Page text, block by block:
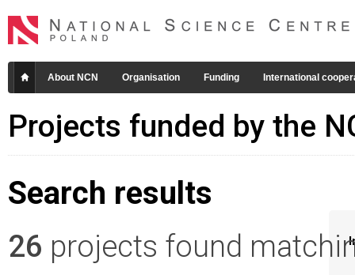
About NCN Organisation Funding International
Projects funded by the
Search results
26 projects found